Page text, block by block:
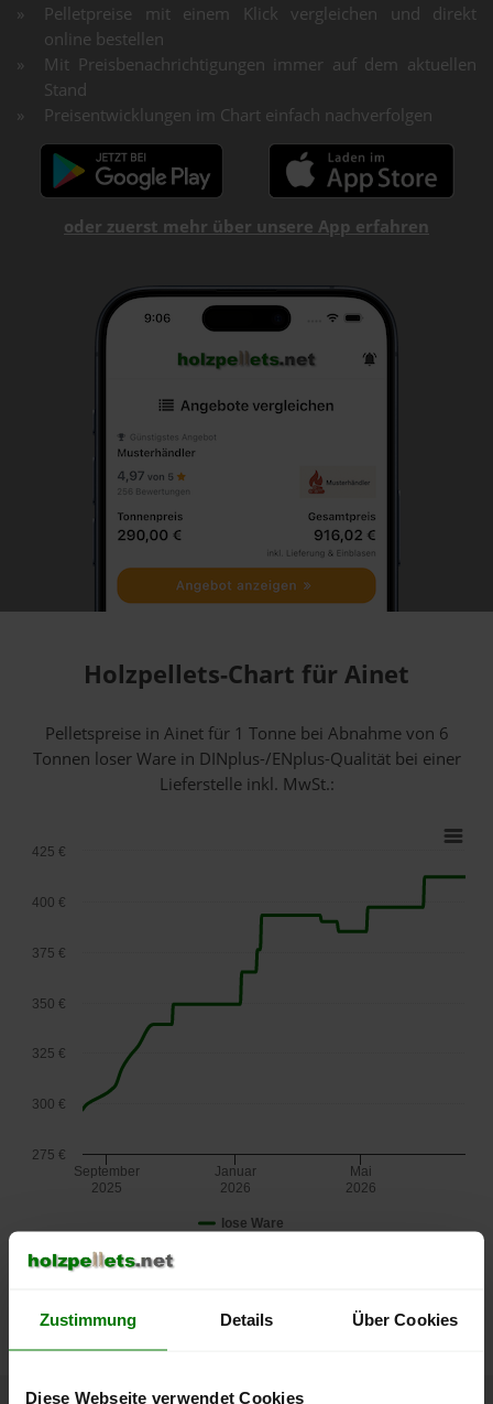
Zustimmung Details Über Cookies
Diese Webseite verwendet Cookies
Pelletpreise mit einem Klick vergleichen und direkt
online bestellen
Mit Preisbenachrichtigungen immer auf dem aktuellen
Stand
Preisentwicklungen im Chart einfach nachverfolgen
oder zuerst mehr über unsere App erfahren
Holzpellets-Chart für Ainet
Pelletspreise in Ainet für 1 Tonne bei Abnahmevon 6
Tonnen loser Warein DINplus-/ENplus-Qualität bei einer
Lieferstelle inkl. MwSt.:
lose Ware
September
2025
Januar
2026
Mai
2026
275 €
300 €
325 €
350 €
375 €
400 €
425 €
Die aktuelle Preisentwicklung für Holzpellets in Österreich
nachvollziehen.